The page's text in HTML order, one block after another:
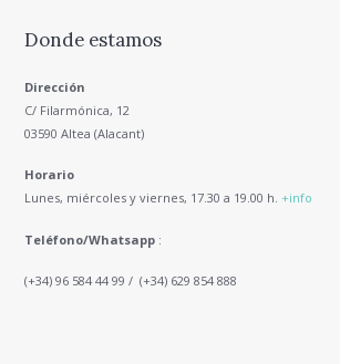
Donde estamos
Dirección
C/ Filarmónica, 12
03590 Altea (Alacant)
Horario
Lunes, miércoles y viernes, 17.30 a 19.00 h. +info
Teléfono/Whatsapp :
(+34) 96 584 44 99 / (+34) 629 854 888